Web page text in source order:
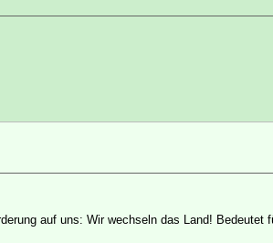
auf uns: Wir wechseln das Land! Bedeutet